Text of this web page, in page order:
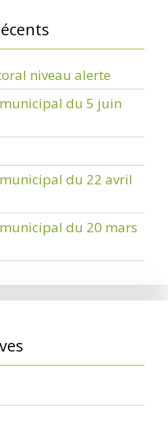
niveau alerte
du 5 juin
du 22 avril
du 20 mars